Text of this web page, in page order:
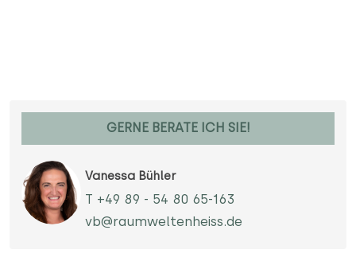
GERNE BERATE ICH SIE!
Vanessa Bühler
T +49 89 - 54 80 65-163
vb@raumweltenheiss.de